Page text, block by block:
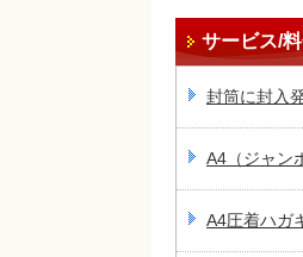
サービス/
封筒に封入
A4（ジャン
A4圧着ハガ